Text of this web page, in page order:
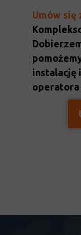
Umów się
instalację
operatora